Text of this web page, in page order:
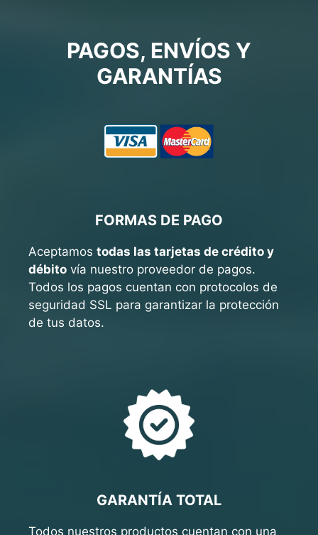
PAGOS, ENVÍOS Y
GARANTÍAS
FORMAS DE PAGO
Aceptamos todas las tarjetas de crédito y
débito vía nuestro proveedor de pagos.
Todos los pagos cuentan con protocolos de
seguridad SSL para garantizar la protección
de tus datos.
GARANTÍA TOTAL
Todos nuestros productos cuentan con una